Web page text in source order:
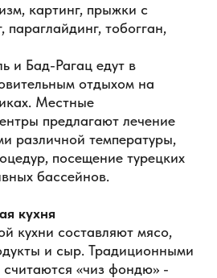
картинг, прыжки с
параглайдинг, тобогган,
и Бад-Рагац едут в
отдыхом на
Местные
предлагают лечение
различной температуры,
посещение турецких
бассейнов.
кухня
кухни составляют мясо,
и сыр. Традиционными
«чиз фондю» -